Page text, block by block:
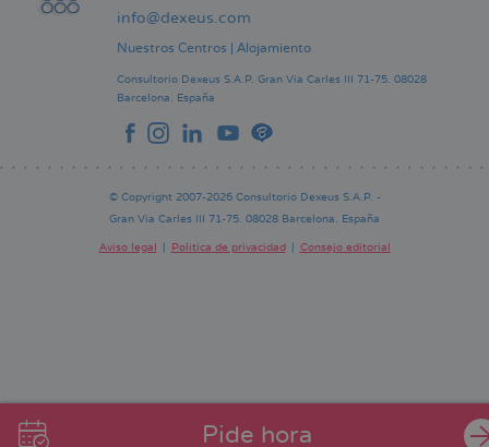
Pide hora
info@dexeus.com
Nuestros Centros Alojamiento
Consultorio Dexeus S.A.P. Gran Via Carles III 71-75. 08028
Barcelona. España
© Copyright 2007-2026 Consultorio Dexeus S.A.P. -
Gran Via Carles III 71-75. 08028 Barcelona. España
Aviso legal Política de privacidad Consejo editorial